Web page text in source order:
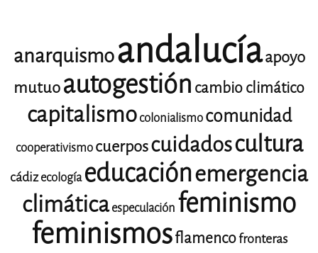
anarquismoandalucíaapoyo
mutuoautogestión cambio climático
capitalismocolonialismocomunidad
cooperativismocuerposcuidadoscultura
cádizecología educaciónemergencia
climáticaespeculación feminismo
feminismosflamencofronteras